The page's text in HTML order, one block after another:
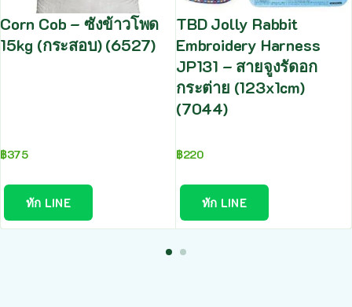
Corn Cob – ซังข้าวโพด
15kg (กระสอบ) (6527)
฿375
ทัก LINE
TBD Jolly Rabbit
Embroidery Harness
JP131 – สายจูงรัดอก
กระต่าย (123x1cm)
(7044)
฿220
ทัก LINE